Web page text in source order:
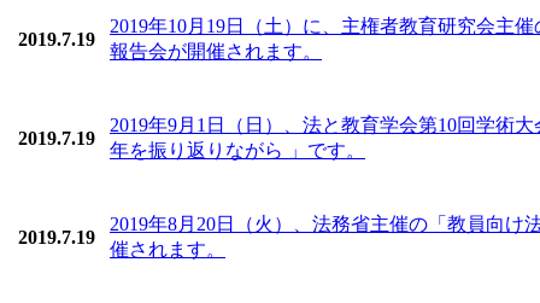
2019.7.19
2019年10月19日（土）に、主権者教育研究会主
報告会が開催されます。
2019.7.19
2019年9月1日（日）、法と教育学会第10回学術
年を振り返りながら 」です。
2019.7.19
2019年8月20日（火）、法務省主催の「教員向
催されます。